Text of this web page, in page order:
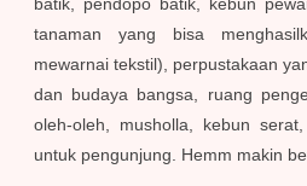
batik, pendopo batik, kebun
tanaman yang bisa
mewarnai tekstil), perpustakaan
dan budaya bangsa, ruang
oleh-oleh, musholla, kebun
untuk pengunjung. Hemm makin